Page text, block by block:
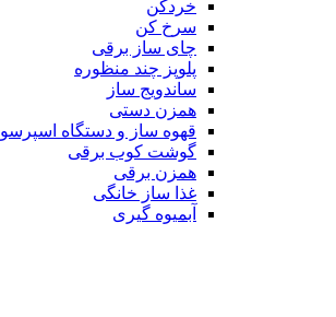
خردکن
سرخ کن
چای ساز برقی
پلوپز چند منظوره
ساندویج ساز
همزن دستی
قهوه ساز و دستگاه اسپرسو
گوشت کوب برقی
همزن برقی
غذا ساز خانگی
آبمیوه گیری